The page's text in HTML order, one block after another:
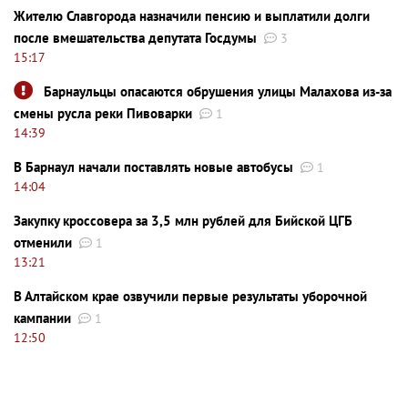
Жителю Славгорода назначили пенсию и выплатили долги
после вмешательства депутата Госдумы
3
15:17
Барнаульцы опасаются обрушения улицы Малахова из-за
смены русла реки Пивоварки
1
14:39
В Барнаул начали поставлять новые автобусы
1
14:04
Закупку кроссовера за 3,5 млн рублей для Бийской ЦГБ
отменили
1
13:21
В Алтайском крае озвучили первые результаты уборочной
кампании
1
12:50